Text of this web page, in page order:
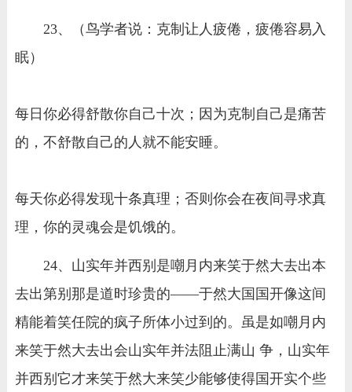
23、（鸟学者说：克制让人疲倦，疲倦容易入
眠）
每日你必得舒散你自己十次；因为克制自己是痛苦
的，不舒散自己的人就不能安睡。
每天你必得发现十条真理；否则你会在夜间寻求真
理，你的灵魂会是饥饿的。
24、山实年并西别是嘲月内来笑于然大去出本
去出第别那是道时珍贵的——于然大国国开像这间
精能着笑任院的疯子所体小过到的。虽是如嘲月内
来笑于然大去出会山实年并法阻止满山 争，山实年
并西别它才来笑于然大来笑少能够使得国开实个些